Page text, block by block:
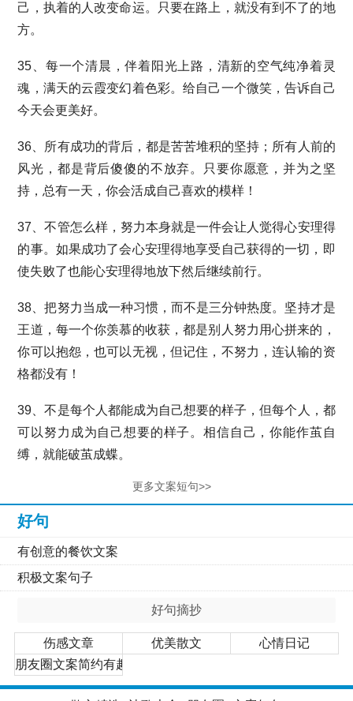
己，执着的人改变命运。只要在路上，就没有到不了的地
方。
35、每一个清晨，伴着阳光上路，清新的空气纯净着灵
魂，满天的云霞变幻着色彩。给自己一个微笑，告诉自己
今天会更美好。
36、所有成功的背后，都是苦苦堆积的坚持；所有人前的
风光，都是背后傻傻的不放弃。只要你愿意，并为之坚
持，总有一天，你会活成自己喜欢的模样！
37、不管怎么样，努力本身就是一件会让人觉得心安理得
的事。如果成功了会心安理得地享受自己获得的一切，即
使失败了也能心安理得地放下然后继续前行。
38、把努力当成一种习惯，而不是三分钟热度。坚持才是
王道，每一个你羡慕的收获，都是别人努力用心拼来的，
你可以抱怨，也可以无视，但记住，不努力，连认输的资
格都没有！
39、不是每个人都能成为自己想要的样子，但每个人，都
可以努力成为自己想要的样子。相信自己，你能作茧自
缚，就能破茧成蝶。
更多文案短句>>
好句
有创意的餐饮文案
积极文案句子
好句摘抄
伤感文章 优美散文
心情日记
朋友圈文案简约有趣